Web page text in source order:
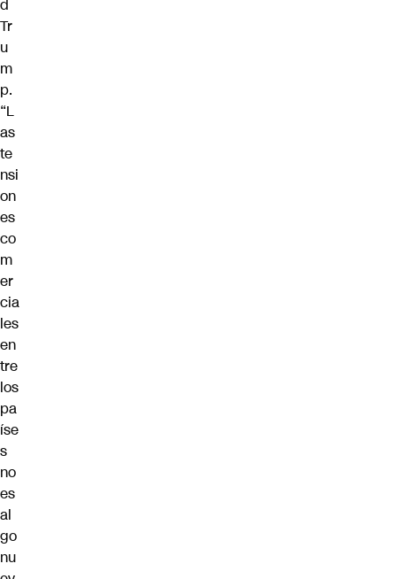
d
Tr
u
m
p.
“L
as
te
nsi
on
es
co
m
er
cia
les
en
tre
los
pa
íse
s
no
es
al
go
nu